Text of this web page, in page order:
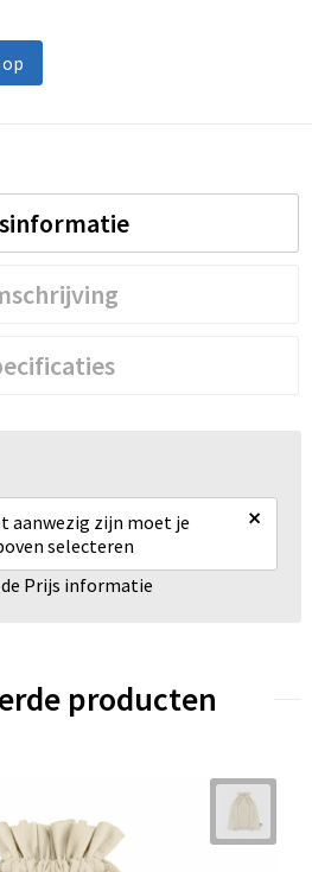
aanwezig zijn moet je
selecteren
×
Prijs informatie
producten